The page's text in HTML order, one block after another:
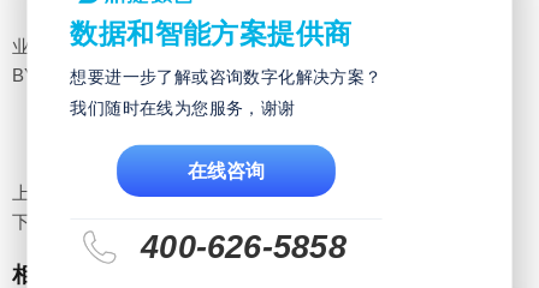
从技术发展的大趋势来看，BYOS也会像BYOD那样成为企
业的新型办公方式。这容不得IT部门抗拒，IT也应该像拥抱
BYOD那样拥抱BYOS。
上一页：
BYOD：让IT部门再次成为企业耀眼的星
下一页：
相关新闻
数据和智能方案提供商
想要进一步了解或咨询数字化解决方案？
我们随时在线为您服务，谢谢
在线咨询
400-626-5858